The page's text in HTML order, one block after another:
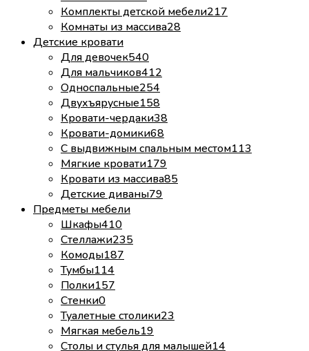
Комплекты детской мебели217
Комнаты из массива28
Детские кровати
Для девочек540
Для мальчиков412
Односпальные254
Двухъярусные158
Кровати-чердаки38
Кровати-домики68
С выдвижным спальным местом113
Мягкие кровати179
Кровати из массива85
Детские диваны79
Предметы мебели
Шкафы410
Стеллажи235
Комоды187
Тумбы114
Полки157
Стенки0
Туалетные столики23
Мягкая мебель19
Столы и стулья для малышей14